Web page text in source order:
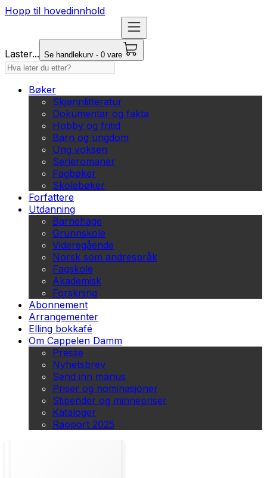
Hopp til hovedinnhold
Laster... Se handlekurv - 0 vare
Bøker
Skjønnlitteratur
Dokumentar og fakta
Hobby og fritid
Barn og ungdom
Ung voksen
Serieromaner
Fagbøker
Skolebøker
Forfattere
Utdanning
Barnehage
Grunnskole
Videregående
Norsk som andrespråk
Fagskole
Akademisk
Forskning
Abonnement
Arrangementer
Elling bokkafé
Om Cappelen Damm
Presse
Nyhetsbrev
Send inn manus
Priser og nominasjoner
Stipender og minnepriser
Kataloger
Rapport 2025